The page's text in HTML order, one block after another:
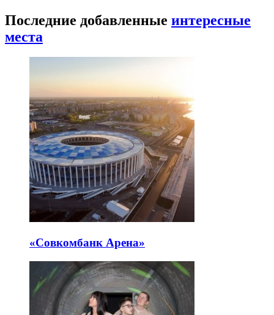
Последние добавленные интересные
места
«Совкомбанк Арена⁠»